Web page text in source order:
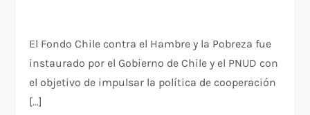
El Fondo Chile contra el Hambre y la Pobreza fue
instaurado por el Gobierno de Chile y el PNUD con
el objetivo de impulsar la política de cooperación
[…]